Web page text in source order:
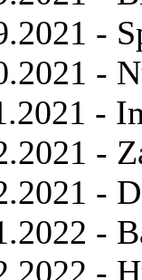
-
-
-
-
-
-
-